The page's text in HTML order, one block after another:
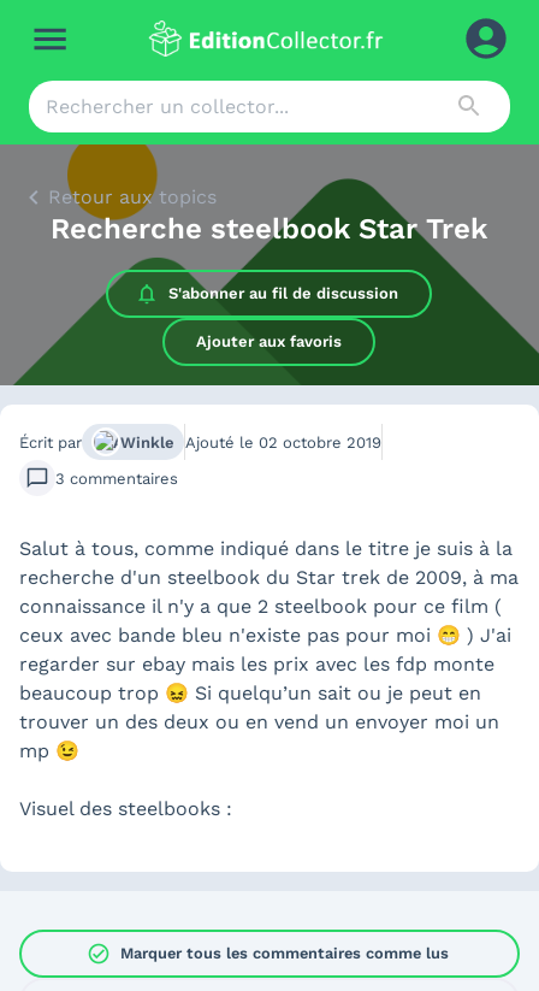
Retour aux topics
Recherche steelbook Star Trek
S'abonner au fil de discussion
Ajouter aux favoris
Écrit par Winkle Ajouté le 02 octobre 2019
3 commentaires
Salut à tous, comme indiqué dans le titre je suis à la
recherche d'un steelbook du Star trek de 2009, à ma
connaissance il n'y a que 2 steelbook pour ce film (
ceux avec bande bleu n'existe pas pour moi 😁 ) J'ai
regarder sur ebay mais les prix avec les fdp monte
beaucoup trop 😖 Si quelqu’un sait ou je peut en
trouver un des deux ou en vend un envoyer moi un
mp 😉
Visuel des steelbooks :
check_circle Marquer tous les commentaires comme lus